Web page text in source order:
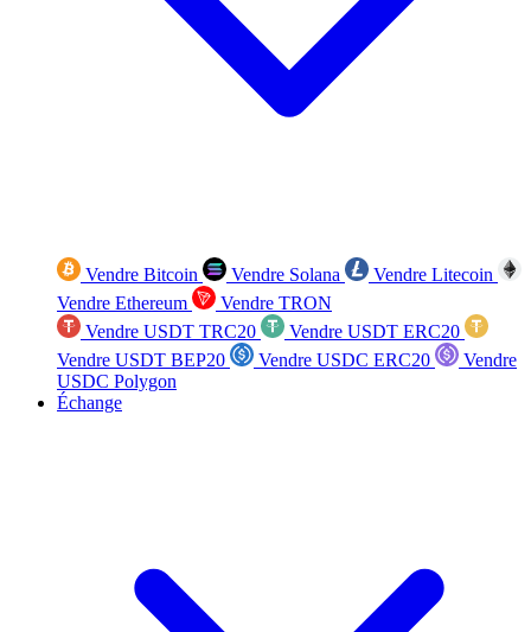
Vendre Bitcoin Vendre Solana
Vendre Litecoin
Vendre Ethereum
Vendre TRON
Vendre USDT TRC20
Vendre USDT ERC20
Vendre USDT BEP20
Vendre USDC ERC20
Vendre
USDC Polygon
Échange